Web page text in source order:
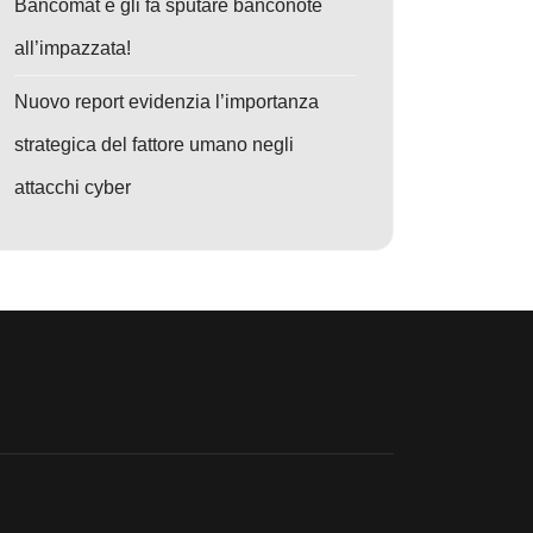
Hacker Nordcoreani all'Attacco: Rubati 137 Milioni di Dollari in
Bancomat e gli fa sputare banconote
all’impazzata!
Nuovo report evidenzia l’importanza
strategica del fattore umano negli
attacchi cyber